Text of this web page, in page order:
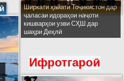
Ширкати ҳайати Тоҷикистон дар
ҷаласаи идораҳои наҷоти
кишварҳои узви СҲШ дар
шаҳри Деҳлӣ
Ифротгароӣ